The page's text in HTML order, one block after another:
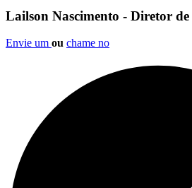
Lailson Nascimento - Diretor de
Envie um ou chame no